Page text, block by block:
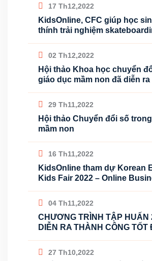
17 Th12,2022
KidsOnline, CFC giúp học
thính trải nghiệm
02 Th12,2022
Hội thảo Khoa học chuyển
giáo dục mầm non đã diễn ra
29 Th11,2022
Hội thảo Chuyển đổi số
mầm non
16 Th11,2022
KidsOnline tham dự Korean
Kids Fair 2022 – Online
04 Th11,2022
CHƯƠNG TRÌNH TẬP HUẤN
DIỄN RA THÀNH CÔNG TỐT
27 Th10,2022